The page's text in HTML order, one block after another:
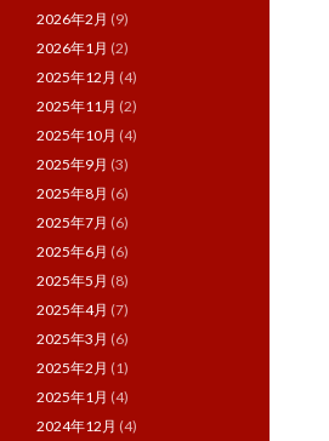
2026年2月 (9)
2026年1月 (2)
2025年12月 (4)
2025年11月 (2)
2025年10月 (4)
2025年9月 (3)
2025年8月 (6)
2025年7月 (6)
2025年6月 (6)
2025年5月 (8)
2025年4月 (7)
2025年3月 (6)
2025年2月 (1)
2025年1月 (4)
2024年12月 (4)